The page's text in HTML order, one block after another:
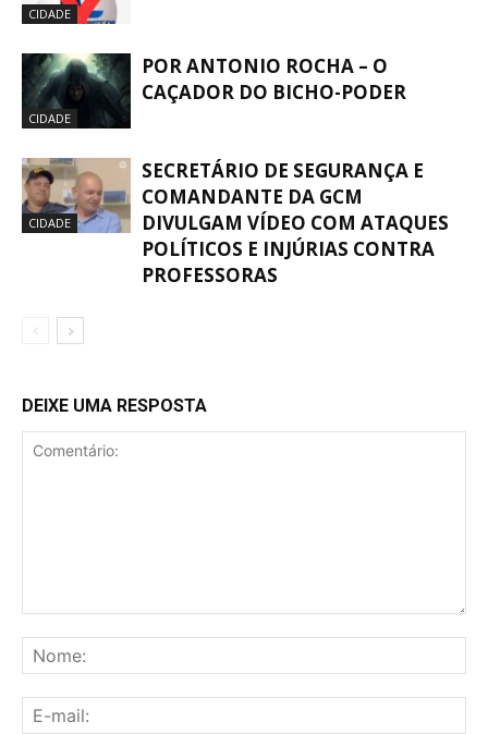
CIDADE
CIDADE
POR ANTONIO ROCHA – O
CAÇADOR DO BICHO-PODER
CIDADE
SECRETÁRIO DE SEGURANÇA E
COMANDANTE DA GCM
DIVULGAM VÍDEO COM ATAQUES
POLÍTICOS E INJÚRIAS CONTRA
PROFESSORAS
DEIXE UMA RESPOSTA